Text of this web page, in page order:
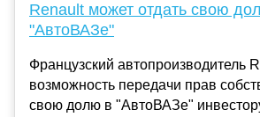
Renault может отдать свою
"АвтоВАЗе"
Французский автопроизводитель
возможность передачи прав
свою долю в "АвтоВАЗе"